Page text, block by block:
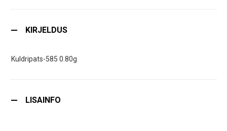
KIRJELDUS
Kuldripats-585 0.80g
LISAINFO